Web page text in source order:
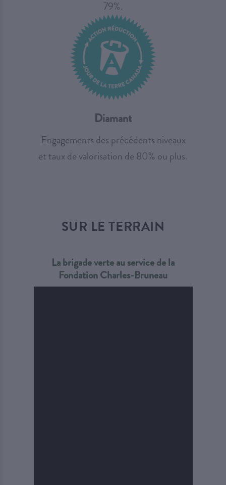
79%.
Diamant
Engagements des précédents niveaux
et taux de valorisation de 80% ou plus.
SUR LE TERRAIN
La brigade verte au service de la
Fondation Charles-Bruneau